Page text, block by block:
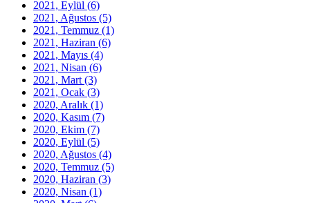
2021, Eylül (6)
2021, Ağustos (5)
2021, Temmuz (1)
2021, Haziran (6)
2021, Mayıs (4)
2021, Nisan (6)
2021, Mart (3)
2021, Ocak (3)
2020, Aralık (1)
2020, Kasım (7)
2020, Ekim (7)
2020, Eylül (5)
2020, Ağustos (4)
2020, Temmuz (5)
2020, Haziran (3)
2020, Nisan (1)